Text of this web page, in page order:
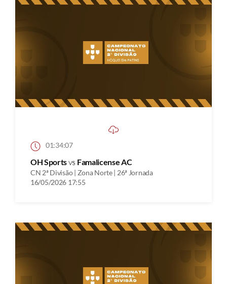
01:34:07
OH Sportsvs Famalicense AC
CN 2ª Divisão | Zona Norte | 26ª Jornada
16/05/2026 17:55